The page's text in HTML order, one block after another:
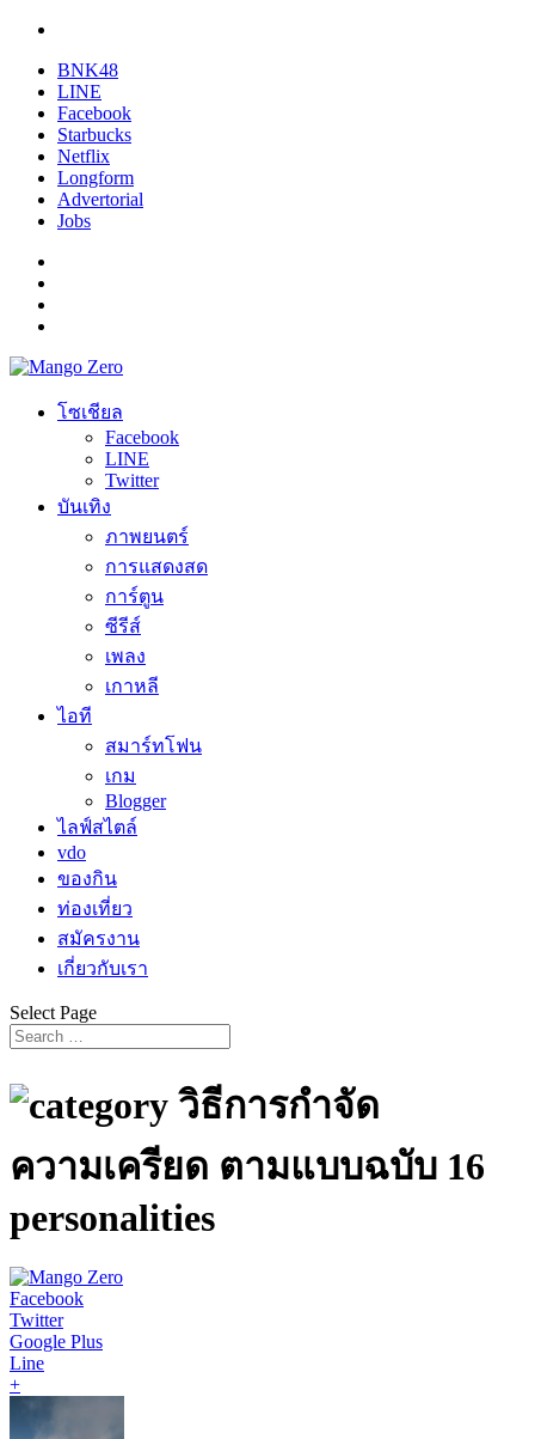
BNK48
LINE
Facebook
Starbucks
Netflix
Longform
Advertorial
Jobs
โซเชียล
Facebook
LINE
Twitter
บันเทิง
ภาพยนตร์
การแสดงสด
การ์ตูน
ซีรีส์
เพลง
เกาหลี
ไอที
สมาร์ทโฟน
เกม
Blogger
ไลฟ์สไตล์
vdo
ของกิน
ท่องเที่ยว
สมัครงาน
เกี่ยวกับเรา
Select Page
วิธีการกำจัด
ความเครียด ตามแบบฉบับ 16
personalities
Facebook
Twitter
Google Plus
Line
+